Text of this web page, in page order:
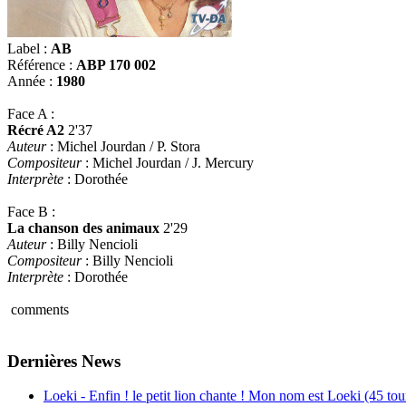
Label : AB
Référence : ABP 170 002
Année : 1980
Face A :
Récré A2 2'37
Auteur: Michel Jourdan / P. Stora
Compositeur: Michel Jourdan / J. Mercury
Interprète : Dorothée
Face B :
La chanson des animaux 2'29
Auteur: Billy Nencioli
Compositeur: Billy Nencioli
Interprète : Dorothée
comments
Dernières News
Loeki - Enfin ! le petit lion chante ! Mon nom est Loeki (45